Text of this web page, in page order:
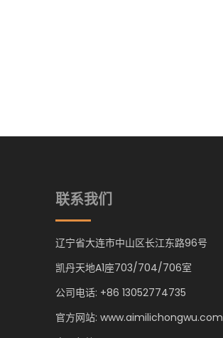
联系我们
辽宁省大连市中山区长江东路96号
凯丹天地A1座703/704/706室
公司电话: +86 13052774735
官方网站: www.aimilichongwu.com